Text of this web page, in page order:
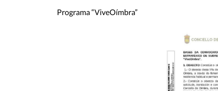
Programa “ViveOímbra”